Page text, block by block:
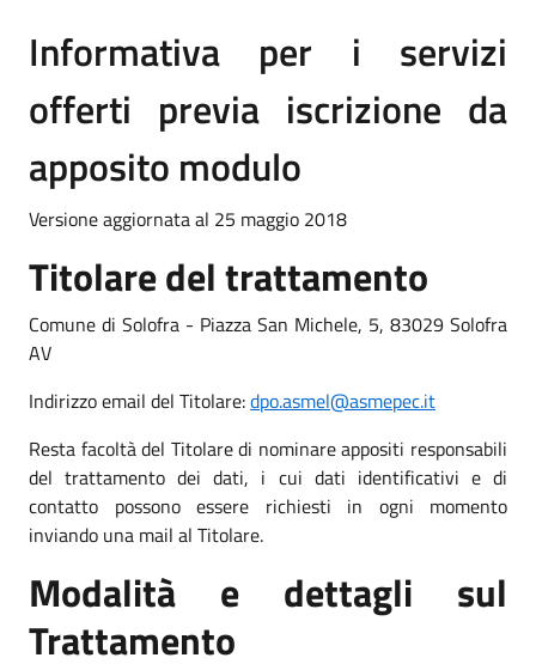
Informativa per i servizi
offerti previa iscrizione da
apposito modulo
Versione aggiornata al 25 maggio 2018
Titolare del trattamento
Comune di Solofra - Piazza San Michele, 5, 83029 Solofra
AV
Indirizzo email del Titolare:dpo.asmel@asmepec.it
Resta facoltà del Titolare di nominare appositi responsabili
del trattamento dei dati, i cui dati identificativi e di
contatto possono essere richiesti in ogni momento
inviando una mail al Titolare.
Modalità e dettagli sul
Trattamento